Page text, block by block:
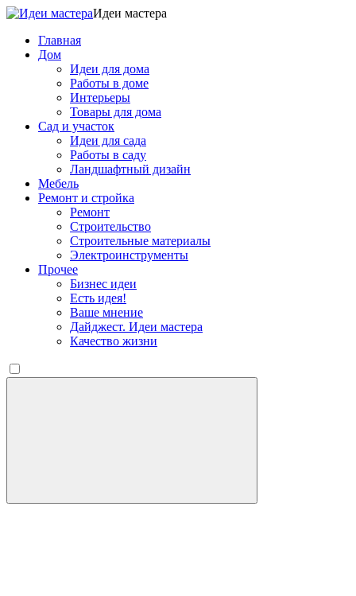
Идеи мастера
Главная
Дом
Идеи для дома
Работы в доме
Интерьеры
Товары для дома
Сад и участок
Идеи для сада
Работы в саду
Ландшафтный дизайн
Мебель
Ремонт и стройка
Ремонт
Строительство
Строительные материалы
Электроинструменты
Прочее
Бизнес идеи
Есть идея!
Ваше мнение
Дайджест. Идеи мастера
Качество жизни